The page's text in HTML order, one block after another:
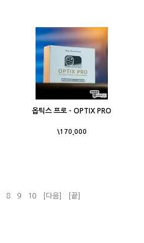
옵틱스 프로 - OPTIX PRO
\170,000
8 9 10 [다음] [끝]